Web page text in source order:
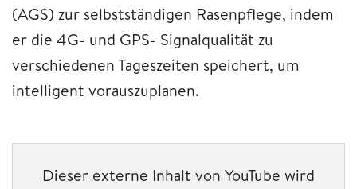
(AGS) zur selbstständigen Rasenpflege, indem
er die 4G- und GPS- Signalqualität zu
verschiedenen Tageszeiten speichert, um
intelligent vorauszuplanen.
Dieser externe Inhalt von YouTube wird